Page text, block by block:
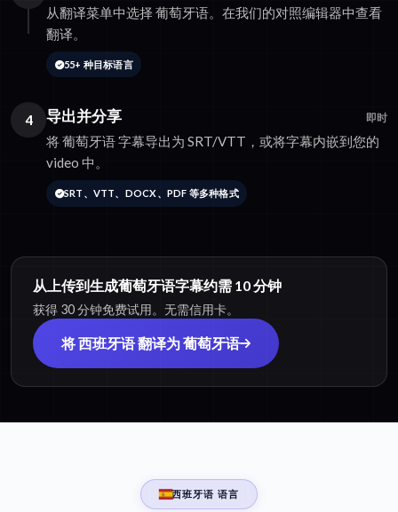
从翻译菜单中选择 葡萄牙语。在我们的对照编辑器中查看
翻译。
55+ 种目标语言
4 导出并分享 即时
将 葡萄牙语 字幕导出为 SRT/VTT，或将字幕内嵌到您的
video 中。
SRT、VTT、DOCX、PDF 等多种格式
从上传到生成葡萄牙语字幕约需 10 分钟
获得 30 分钟免费试用。无需信用卡。
将 西班牙语 翻译为 葡萄牙语
西班牙语 语言